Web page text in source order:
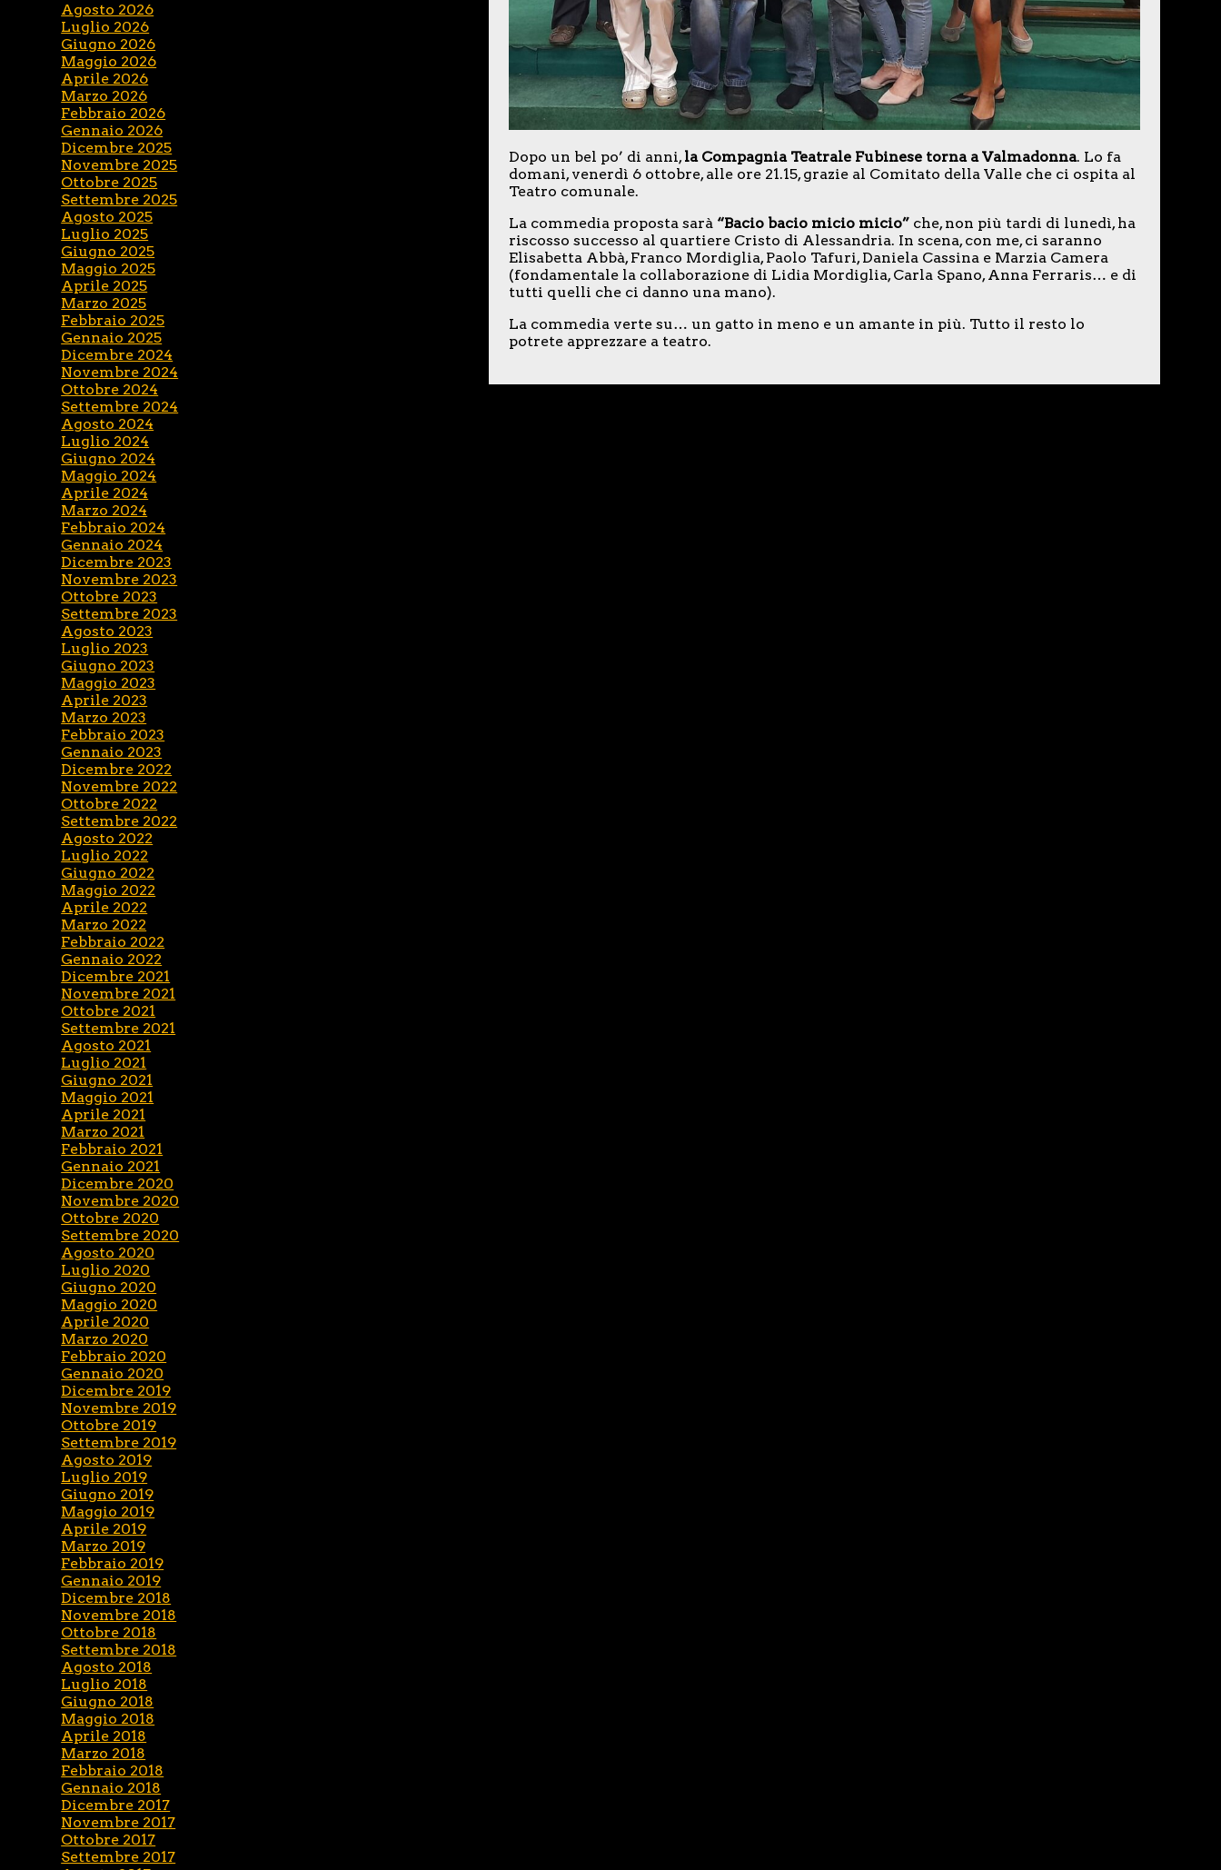
Dopo un bel po’ di anni,la Compagnia Teatrale Fubinese torna a Valmadonna. Lo fa
domani, venerdì 6 ottobre, alle ore 21.15, grazie al Comitato della Valle che ci ospita al
Teatro comunale.
La commedia proposta sarà “Bacio bacio micio micio”che, non più tardi di lunedì, ha
riscosso successo al quartiere Cristo di Alessandria. In scena, con me, ci saranno
Elisabetta Abbà, Franco Mordiglia, Paolo Tafuri, Daniela Cassina e Marzia Camera
(fondamentale la collaborazione di Lidia Mordiglia, Carla Spano, Anna Ferraris… e di
tutti quelli che ci danno una mano).
La commedia verte su… un gatto in meno e un amante in più. Tutto il resto lo
potrete apprezzare a teatro.
Agosto 2026
Luglio 2026
Giugno 2026
Maggio 2026
Aprile 2026
Marzo 2026
Febbraio 2026
Gennaio 2026
Dicembre 2025
Novembre 2025
Ottobre 2025
Settembre 2025
Agosto 2025
Luglio 2025
Giugno 2025
Maggio 2025
Aprile 2025
Marzo 2025
Febbraio 2025
Gennaio 2025
Dicembre 2024
Novembre 2024
Ottobre 2024
Settembre 2024
Agosto 2024
Luglio 2024
Giugno 2024
Maggio 2024
Aprile 2024
Marzo 2024
Febbraio 2024
Gennaio 2024
Dicembre 2023
Novembre 2023
Ottobre 2023
Settembre 2023
Agosto 2023
Luglio 2023
Giugno 2023
Maggio 2023
Aprile 2023
Marzo 2023
Febbraio 2023
Gennaio 2023
Dicembre 2022
Novembre 2022
Ottobre 2022
Settembre 2022
Agosto 2022
Luglio 2022
Giugno 2022
Maggio 2022
Aprile 2022
Marzo 2022
Febbraio 2022
Gennaio 2022
Dicembre 2021
Novembre 2021
Ottobre 2021
Settembre 2021
Agosto 2021
Luglio 2021
Giugno 2021
Maggio 2021
Aprile 2021
Marzo 2021
Febbraio 2021
Gennaio 2021
Dicembre 2020
Novembre 2020
Ottobre 2020
Settembre 2020
Agosto 2020
Luglio 2020
Giugno 2020
Maggio 2020
Aprile 2020
Marzo 2020
Febbraio 2020
Gennaio 2020
Dicembre 2019
Novembre 2019
Ottobre 2019
Settembre 2019
Agosto 2019
Luglio 2019
Giugno 2019
Maggio 2019
Aprile 2019
Marzo 2019
Febbraio 2019
Gennaio 2019
Dicembre 2018
Novembre 2018
Ottobre 2018
Settembre 2018
Agosto 2018
Luglio 2018
Giugno 2018
Maggio 2018
Aprile 2018
Marzo 2018
Febbraio 2018
Gennaio 2018
Dicembre 2017
Novembre 2017
Ottobre 2017
Settembre 2017